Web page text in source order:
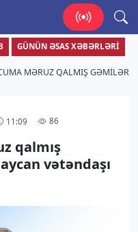
GÜNÜN ƏSAS XƏBƏRLƏRI
MƏRUZ QALMIŞ
11:09 86
qalmış
vətəndaşı